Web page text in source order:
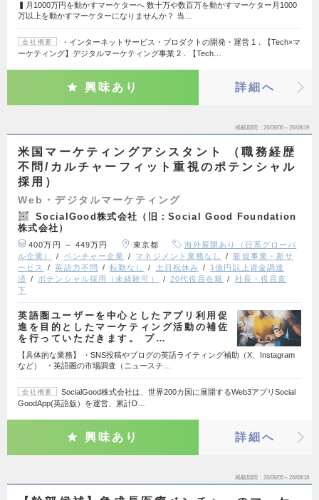
▍月1000万円を動かすマーケターへ 数十万や数百万を動かすマーケター月1000
万以上を動かすマーケターになりませんか？ 当…
会社概要
・インターネットサービス・プロダクトの開発・運営 1．【Tech×マ
ーケティング】デジタルマーケティング事業 2．【Tech…
興味あり 詳細へ
掲載期間 26/08/06～26/08/19
米国マーケティングアシスタント （職務経歴
不問/カルチャーフィット重視のポテンシャル
採用）
Web・デジタルマーケティング
SocialGood株式会社（旧：Social Good Foundation
株式会社）
400万円 ～ 449万円 東京都
海外展開あり（日系グローバ
ル企業）
ベンチャー企業 マネジメント業務なし
新規事業・新サ
ービス
英語力不問 転勤なし 土日祝休み
1億円以上資金調達
済
ポテンシャル採用（未経験可） 20代役員在籍
社長・役員直
下
英語圏ユーザーを中心としたアプリ利用促
進を目的としたマーケティング活動の補佐
を行っていただきます。 プ…
【具体的な業務】 ・SNS投稿やブログの英語ライティング補助（X、Instagram
など） ・英語圏の市場調査（ニュースチ…
会社概要
SocialGood株式会社は、世界200カ国に展開するWeb3アプリSocial
GoodApp(英語版）を運営、累計D…
興味あり 詳細へ
掲載期間 26/08/05～26/08/18